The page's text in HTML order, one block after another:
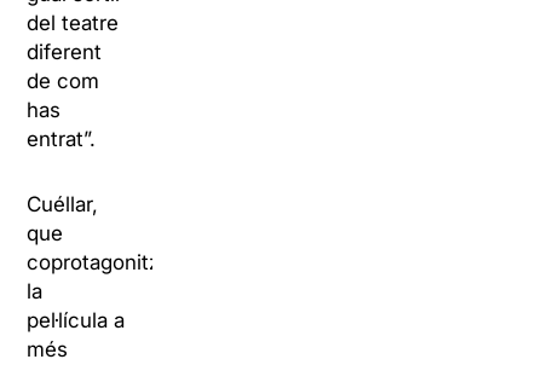
del teatre
diferent
de com
has
entrat”.
Cuéllar,
que
coprotagonitza
la
pel·lícula a
més